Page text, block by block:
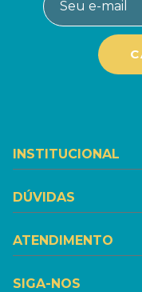
INSTITUCIONAL
DÚVIDAS
ATENDIMENTO
SIGA-NOS